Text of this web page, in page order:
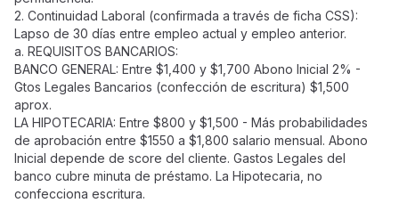
2. Continuidad Laboral (confirmada a través de ficha CSS):
Lapso de 30 días entre empleo actual y empleo anterior.
a. REQUISITOS BANCARIOS:
BANCO GENERAL: Entre $1,400 y $1,700 Abono Inicial 2% -
Gtos Legales Bancarios (confección de escritura) $1,500
aprox.
LA HIPOTECARIA: Entre $800 y $1,500 - Más probabilidades
de aprobación entre $1550 a $1,800 salario mensual. Abono
Inicial depende de score del cliente. Gastos Legales del
banco cubre minuta de préstamo. La Hipotecaria, no
confecciona escritura.